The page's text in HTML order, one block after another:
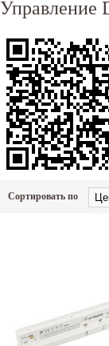
Управление
Сортировать по